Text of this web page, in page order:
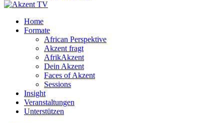
Home
Formate
African Perspektive
Akzent fragt
AfrikAkzent
Dein Akzent
Faces of Akzent
Sessions
Insight
Veranstaltungen
Unterstützen